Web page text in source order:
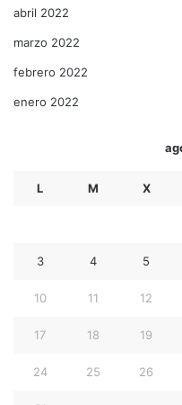
abril 2022
marzo 2022
febrero 2022
enero 2022
L M X
3 4 5
10 11 12
17 18 19
24 25 26